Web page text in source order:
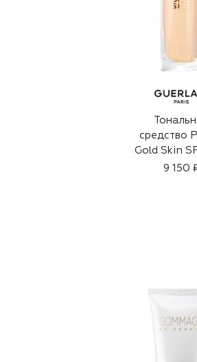
средство
Gold Skin
PA+++,9 150